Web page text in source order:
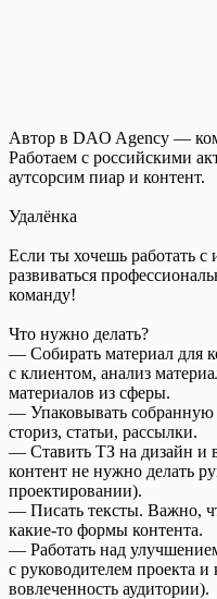
Автор в DAO Agency —
Работаем с российскими
аутсорсим пиар и контент.
Удалёнка
Если ты хочешь работать с
развиваться
команду!
Что нужно делать?
— Собирать материал для
с клиентом, анализ
материалов из сферы.
— Упаковывать собранную
сториз, статьи, рассылки.
— Ставить ТЗ на дизайн и
контент не нужно делать
проектировании).
— Писать тексты. Важно,
какие-то формы контента.
— Работать над
с руководителем проекта
вовлеченность аудитории).